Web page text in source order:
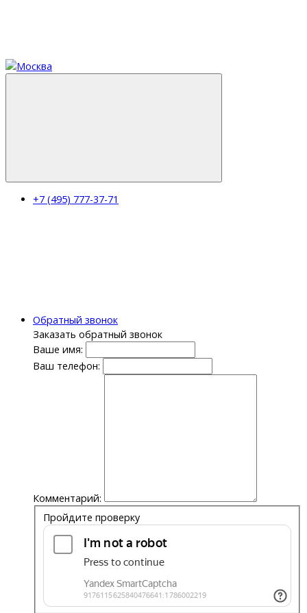
+7 (495) 777-37-71
Обратный звонок
Заказать обратный звонок
Ваше имя:
Ваш телефон:
Комментарий:
Пройдите проверку